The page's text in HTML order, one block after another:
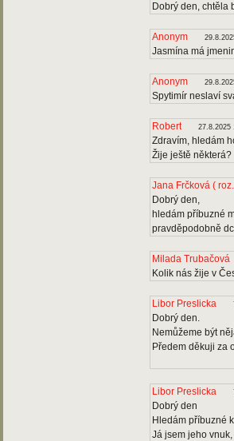
Dobrý den, chtěla
Anonym
Jasmína má
Anonym
Spytimír neslaví
Robert 27.8.2025
Zdravím, hledám
Žije ještě některá?
Jana Frčková (
Dobrý den,
hledám příbuzné
pravděpodobně
Milada Trubačová
Kolik nás žije v
Libor Preslicka
Dobrý den.
Nemůžeme být
Předem děkuji za
Libor Preslicka
Dobrý den
Hledám příbuzné
Já jsem jeho